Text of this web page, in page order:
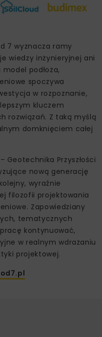
7 wyznacza ramy
wiedzy inżynieryjnej ani
podłoża,
spoczywa
w rozpoznanie,
kluczem
rozwiązań. Z taką myślą
domknięciem całej
Geotechnika Przyszłości
nową generację
wyraźnie
filozofii projektowania
Zapowiedziany
tematycznych
kontynuować,
w realnym wdrażaniu
projektowej.